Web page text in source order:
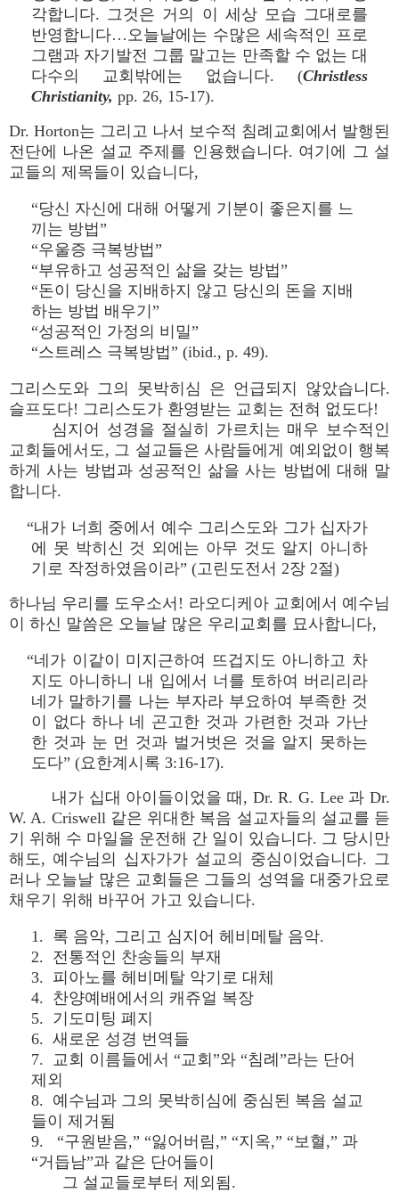
각합니다. 그것은 거의 이 세상 모습 그대로를
반영합니다…오늘날에는 수많은 세속적인 프로
그램과 자기발전 그룹 말고는 만족할 수 없는 대
다수의 교회밖에는 없습니다. (Christless
Christianity, pp. 26, 15-17).
Dr. Horton는 그리고 나서 보수적 침례교회에서 발행된
전단에 나온 설교 주제를 인용했습니다. 여기에 그 설
교들의 제목들이 있습니다,
“당신 자신에 대해 어떻게 기분이 좋은지를 느
끼는 방법”
“우울증 극복방법”
“부유하고 성공적인 삶을 갖는 방법”
“돈이 당신을 지배하지 않고 당신의 돈을 지배
하는 방법 배우기”
“성공적인 가정의 비밀”
“스트레스 극복방법” (ibid., p. 49).
그리스도와 그의 못박히심 은 언급되지 않았습니다.
슬프도다! 그리스도가 환영받는 교회는 전혀 없도다!
심지어 성경을 절실히 가르치는 매우 보수적인
교회들에서도, 그 설교들은 사람들에게 예외없이 행복
하게 사는 방법과 성공적인 삶을 사는 방법에 대해 말
합니다.
“내가 너희 중에서 예수 그리스도와 그가 십자가
에 못 박히신 것 외에는 아무 것도 알지 아니하
기로 작정하였음이라” (고린도전서 2장 2절)
하나님 우리를 도우소서! 라오디케아 교회에서 예수님
이 하신 말씀은 오늘날 많은 우리교회를 묘사합니다,
“네가 이같이 미지근하여 뜨겁지도 아니하고 차
지도 아니하니 내 입에서 너를 토하여 버리리라
네가 말하기를 나는 부자라 부요하여 부족한 것
이 없다 하나 네 곤고한 것과 가련한 것과 가난
한 것과 눈 먼 것과 벌거벗은 것을 알지 못하는
도다” (요한계시록 3:16-17).
내가 십대 아이들이었을 때, Dr. R. G. Lee 과 Dr.
W. A. Criswell 같은 위대한 복음 설교자들의 설교를 듣
기 위해 수 마일을 운전해 간 일이 있습니다. 그 당시만
해도, 예수님의 십자가가 설교의 중심이었습니다. 그
러나 오늘날 많은 교회들은 그들의 성역을 대중가요로
채우기 위해 바꾸어 가고 있습니다.
1. 록 음악, 그리고 심지어 헤비메탈 음악.
2. 전통적인 찬송들의 부재
3. 피아노를 헤비메탈 악기로 대체
4. 찬양예배에서의 캐쥬얼 복장
5. 기도미팅 폐지
6. 새로운 성경 번역들
7. 교회 이름들에서 “교회”와 “침례”라는 단어
제외
8. 예수님과 그의 못박히심에 중심된 복음 설교
들이 제거됨
9. “구원받음,” “잃어버림,” “지옥,” “보혈,” 과
“거듭남”과 같은 단어들이
그 설교들로부터 제외됨.